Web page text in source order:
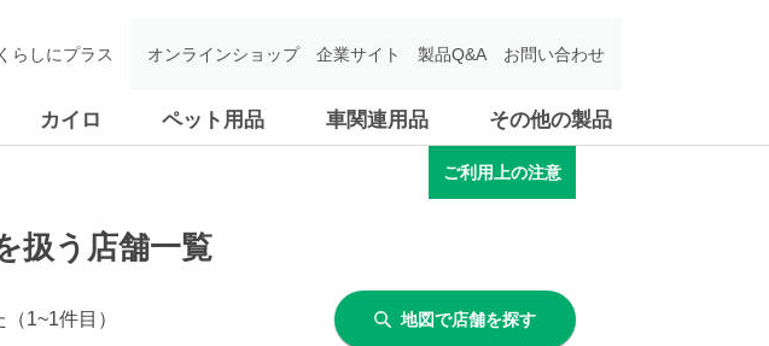
カイロ ペット用品 車関連用品 その他の製品
くらしにプラス オンラインショップ 企業サイト 製品Q&A お問い合わせ
ご利用上の注意
扱う店舗一覧
（1~1件目） 地図で店舗を探す